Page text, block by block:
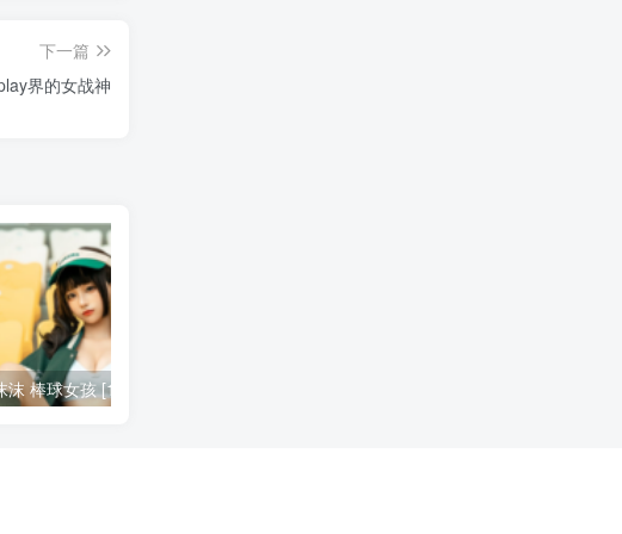
下一篇
界的女战神
沫 棒球女孩 [102P-702MB]